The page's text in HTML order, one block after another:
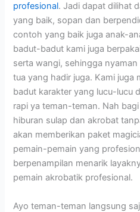
profesional. Jadi dapat dilihat
yang baik, sopan dan
contoh yang baik juga anak-
badut-badut kami juga
serta wangi, sehingga
tua yang hadir juga. Kami juga
badut karakter yang lucu-lucu
rapi ya teman-teman. Nah
hiburan sulap dan akrobat
akan memberikan paket
pemain-pemain yang
berpenampilan menarik
pemain akrobatik profesional.
Ayo teman-teman langsung